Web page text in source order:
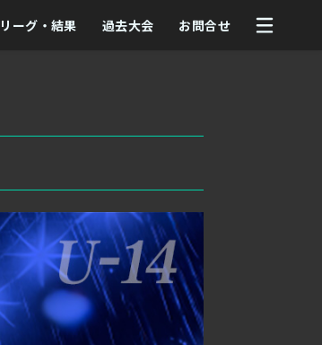
リーグ・結果 過去大会 お問合せ